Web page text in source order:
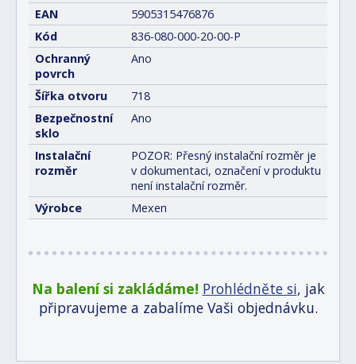
EAN
5905315476876
Kód
836-080-000-20-00-P
Ochranný
povrch
Ano
Šířka otvoru
718
Bezpečnostní
sklo
Ano
Instalační
rozměr
POZOR: Přesný instalační rozměr je
v dokumentaci, označení v produktu
není instalační rozměr.
Výrobce
Mexen
Na balení si zakládáme! Prohlédněte si, jak
připravujeme a zabalíme Vaši objednávku.